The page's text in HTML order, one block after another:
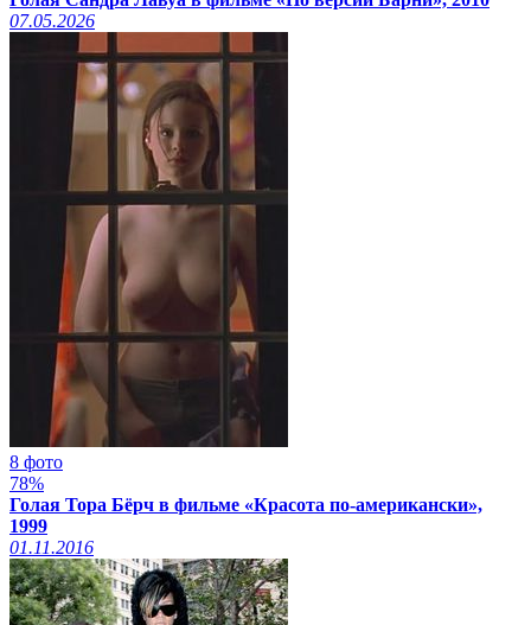
07.05.2026
8 фото
78%
Голая Тора Бёрч в фильме «Красота по-американски»,
1999
01.11.2016